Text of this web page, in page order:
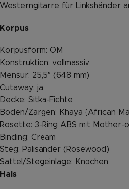
Westerngitarre für Linkshänder
Korpus
Korpusform: OM
Konstruktion: vollmassiv
Mensur: 25,5″ (648 mm)
Cutaway: ja
Decke: Sitka-Fichte
Boden/Zargen: Khaya (African
Rosette: 3-Ring ABS mit Mother-
Binding: Cream
Steg: Palisander (Rosewood)
Sattel/Stegeinlage: Knochen
Hals